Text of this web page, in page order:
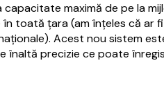
capacitate maximă de pe la
toată ţara (am înţeles că ar
Acest nou sistem
înaltă precizie ce poate